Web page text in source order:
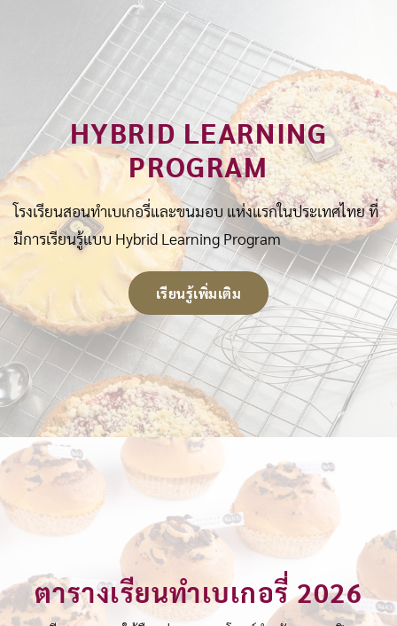
HYBRID LEARNING
PROGRAM
โรงเรียนสอนทำเบเกอรี่และขนมอบ แห่งแรกในประเทศไทย ที่
มีการเรียนรู้แบบ Hybrid Learning Program
เรียนรู้เพิ่มเติม
ตารางเรียนทำเบเกอรี่ 2026